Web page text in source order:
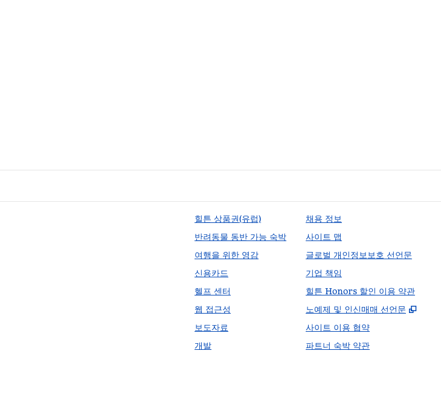
힐튼 상품권(유럽)
반려동물 동반 가능 숙박
여행을 위한 영감
신용카드
헬프 센터
웹 접근성
보도자료
개발
채용 정보
사이트 맵
글로벌 개인정보보호 선언문
기업 책임
힐튼 Honors 할인 이용 약관
노예제 및 인신매매 선언문
,
사이트 이용 협약
파트너 숙박 약관